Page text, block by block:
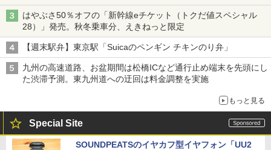
はやぶさ50％オフの「新幹線eチケット（トクだ値スペシャル
28）」発売。秋冬乗車分、えきねっと限定
【週末駅弁】東京駅「Suicaのペンギン チキンのり弁」
九州の高速道路、お盆期間は松橋ICなど通行止め端末を先頭にし
た渋滞予測。東九州道への迂回は料金調整を実施
もっと見る
Special Site
SOUNDPEATSのイヤカフ型イヤフォン「UU2